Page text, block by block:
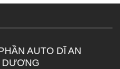
AUTO DĨ AN
DƯƠNG